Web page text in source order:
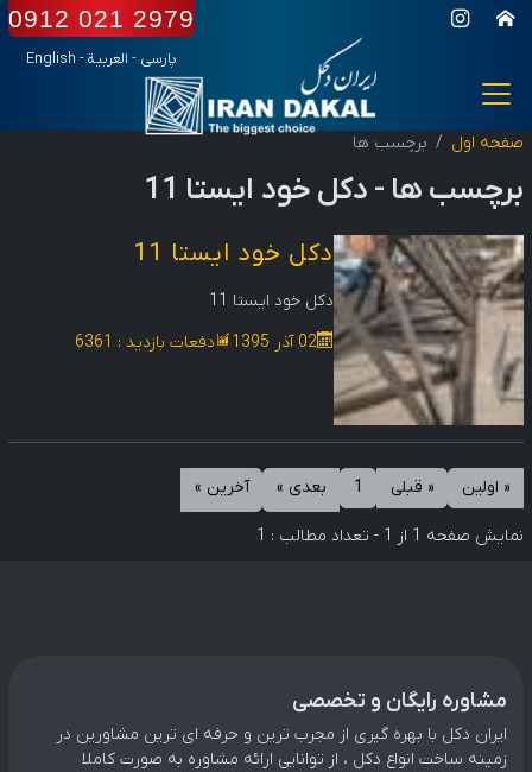
0912 021 2979
پارسی - العربیة-
English
صفحه اول برچسب ها
برچسب ها - دکل خود ایستا 11
دکل خود ایستا 11
دکل خود ایستا 11
02 آذر 1395
دفعات بازدید : 6361
« اولين « قبلی 1 بعدی » آخرين »
نمایش صفحه 1 از 1 - تعداد مطالب : 1
مشاوره رایگان و تخصصی
ایران دکل با بهره گیری از مجرب ترین و حرفه ای ترین مشاورین در
زمینه ساخت انواع دکل ، از توانایی ارائه مشاوره به صورت کاملا